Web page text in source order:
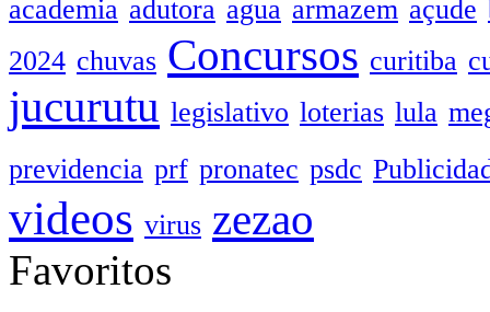
academia adutora agua armazem açude
2024 chuvas Concursos curitiba
jucurutu legislativo loterias lula
previdencia prf pronatec psdc
videos virus zezao
Favoritos